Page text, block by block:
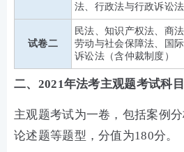
法、行政法与行政诉讼法
试卷二
民法、知识产权法、商
劳动与社会保障法、国
诉讼法（含仲裁制度）
二、2021年法考主观题考试科目
主观题考试为一卷，包括案例分
论述题等题型，分值为180分。